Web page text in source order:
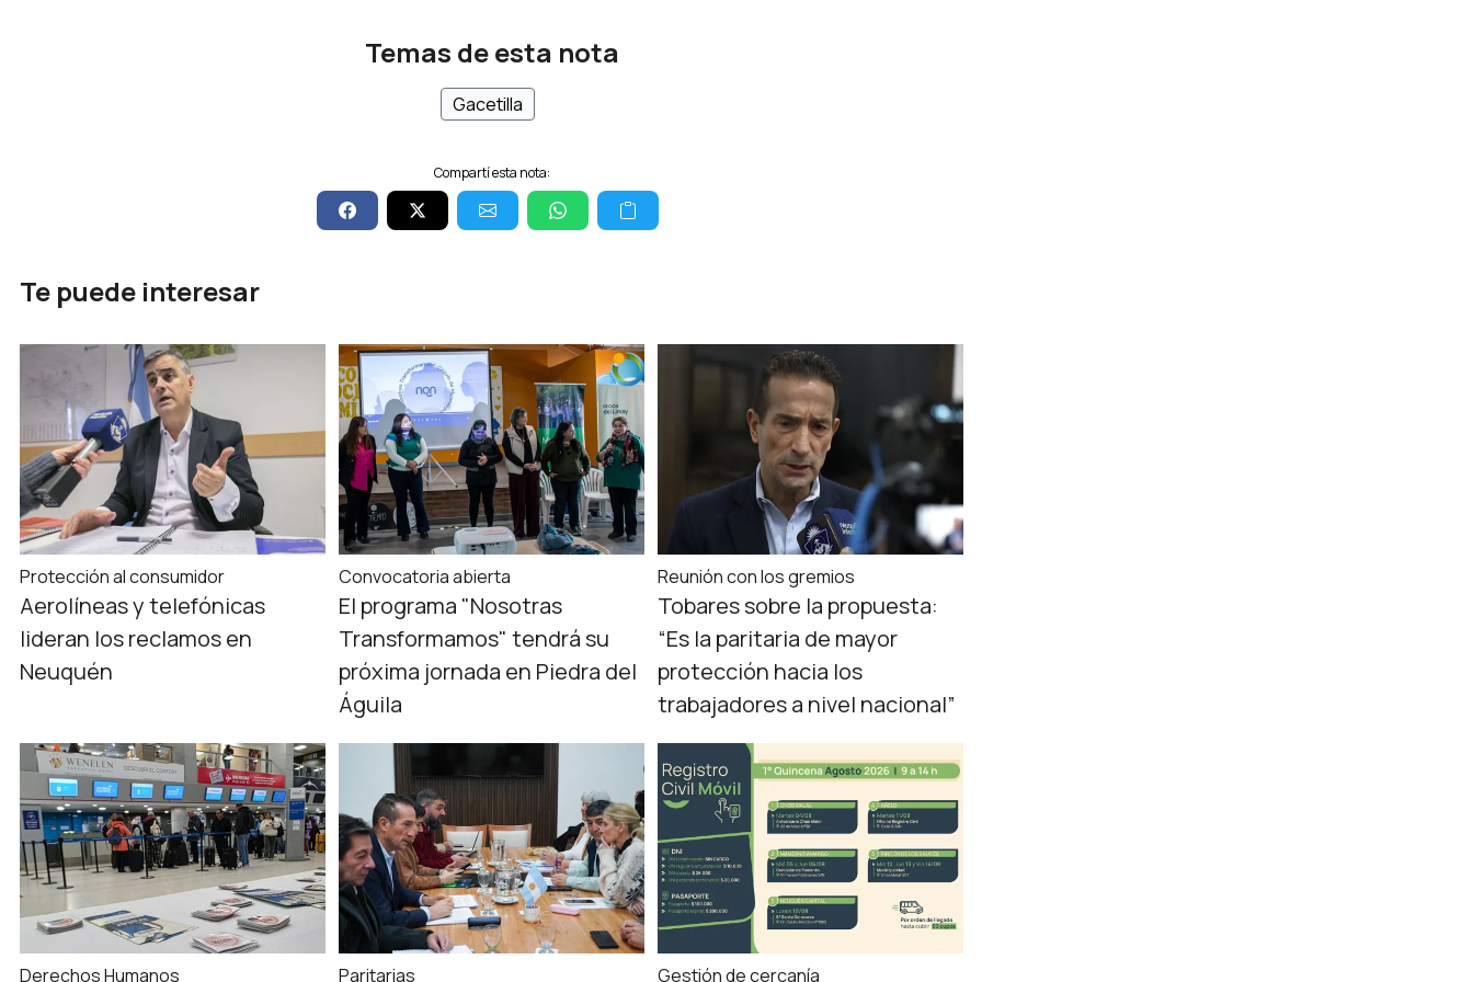
Temas de esta nota
Gacetilla
Compartí esta nota:
Te puede interesar
Protección al consumidor
Aerolíneas y telefónicas
lideran los reclamos en
Neuquén
Convocatoria abierta
El programa "Nosotras
Transformamos" tendrá su
próxima jornada en Piedra del
Águila
Reunión con los gremios
Tobares sobre la propuesta:
“Es la paritaria de mayor
protección hacia los
trabajadores a nivel nacional”
Derechos Humanos Paritarias Gestión de cercanía